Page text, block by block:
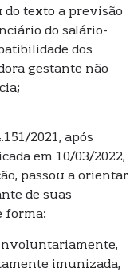
do texto a previsão
do salário-
dos
gestante não
2021, após
em 10/03/2022,
passou a orientar
de suas
forma:
imunizada,